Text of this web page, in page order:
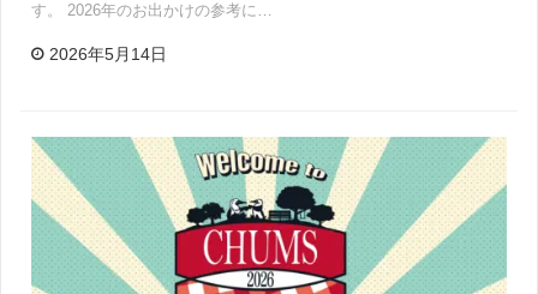
す。 2026年のお出かけの参考に…
2026年5月14日